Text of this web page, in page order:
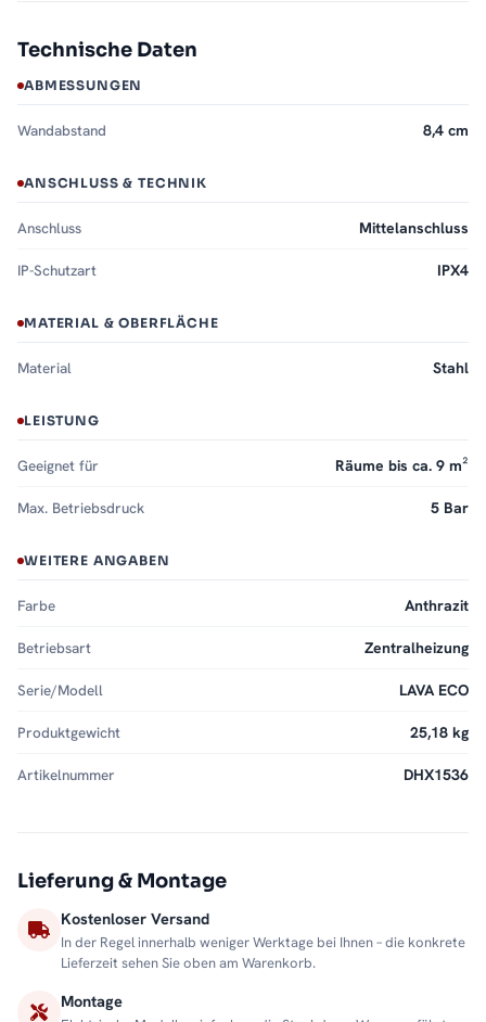
Technische Daten
ABMESSUNGEN
Wandabstand 8,4 cm
ANSCHLUSS & TECHNIK
Anschluss Mittelanschluss
IP-Schutzart IPX4
MATERIAL & OBERFLÄCHE
Material Stahl
LEISTUNG
Geeignet für Räume bis ca. 9 m²
Max. Betriebsdruck 5 Bar
WEITERE ANGABEN
Farbe Anthrazit
Betriebsart Zentralheizung
Serie/Modell LAVA ECO
Produktgewicht 25,18 kg
Artikelnummer DHX1536
Lieferung & Montage
Kostenloser Versand
In der Regel innerhalb weniger Werktage bei Ihnen – die konkrete
Lieferzeit sehen Sie oben am Warenkorb.
Montage